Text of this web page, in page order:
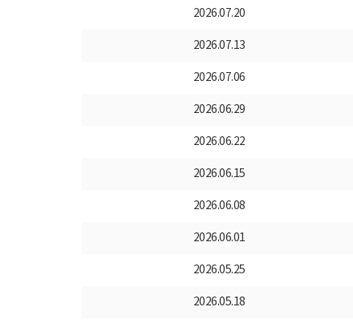
2026.07.20
2026.07.13
2026.07.06
2026.06.29
2026.06.22
2026.06.15
2026.06.08
2026.06.01
2026.05.25
2026.05.18